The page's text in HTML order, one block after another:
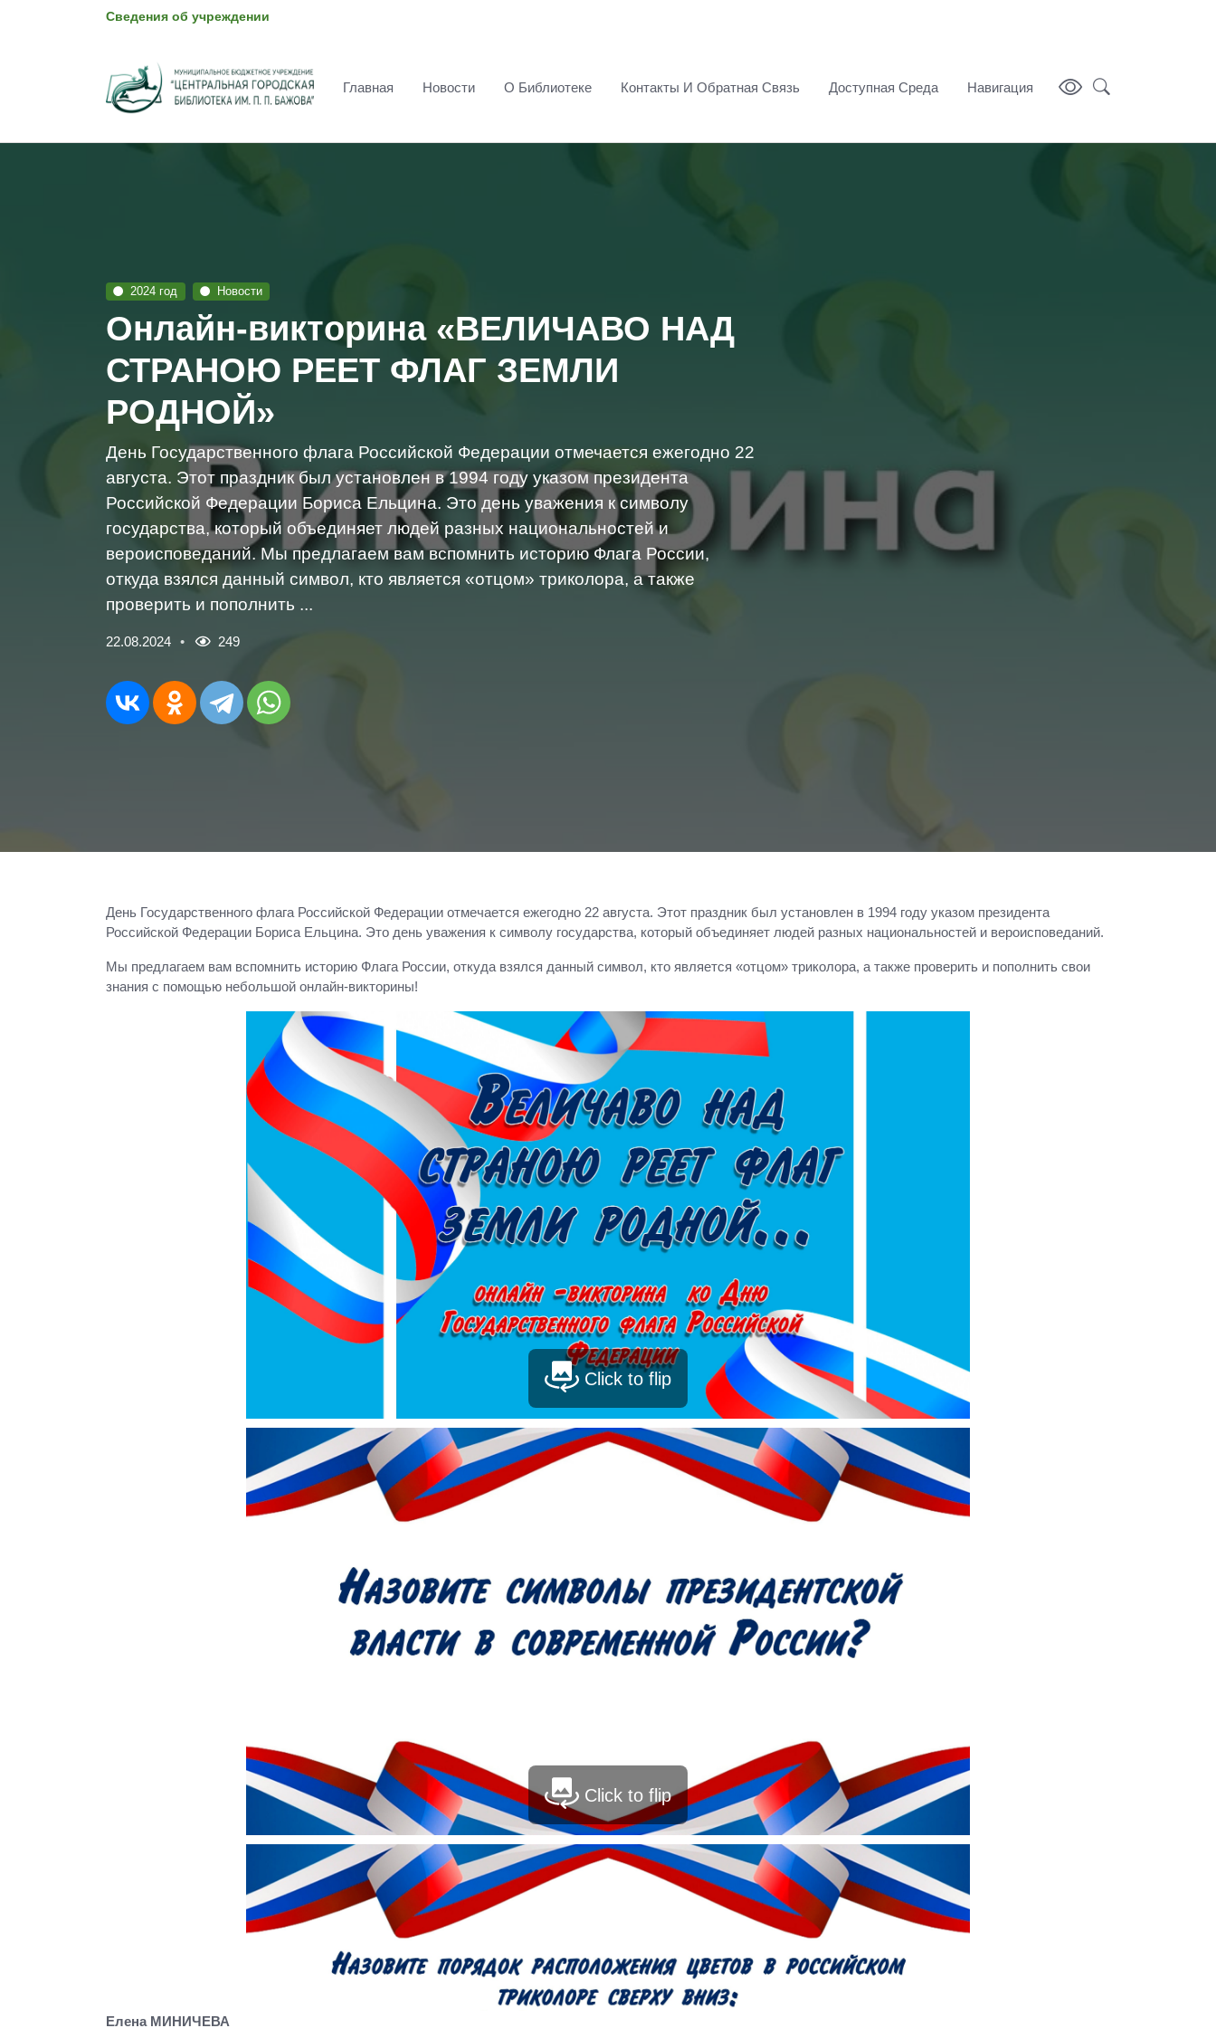
Сведения об учреждении
Главная Новости О Библиотеке Контакты И Обратная Связь Доступная Среда Навигация
2024 год Новости
Онлайн-викторина «ВЕЛИЧАВО НАД
СТРАНОЮ РЕЕТ ФЛАГ ЗЕМЛИ
РОДНОЙ»
День Государственного флага Российской Федерации отмечается ежегодно 22
августа. Этот праздник был установлен в 1994 году указом президента
Российской Федерации Бориса Ельцина. Это день уважения к символу
государства, который объединяет людей разных национальностей и
вероисповеданий. Мы предлагаем вам вспомнить историю Флага России,
откуда взялся данный символ, кто является «отцом» триколора, а также
проверить и пополнить ...
22.08.2024 249
День Государственного флага Российской Федерации отмечается ежегодно 22 августа. Этот праздник был установлен в 1994 году указом президента
Российской Федерации Бориса Ельцина. Это день уважения к символу государства, который объединяет людей разных национальностей и вероисповеданий.
Мы предлагаем вам вспомнить историю Флага России, откуда взялся данный символ, кто является «отцом» триколора, а также проверить и пополнить свои
знания с помощью небольшой онлайн-викторины!
Елена МИНИЧЕВА